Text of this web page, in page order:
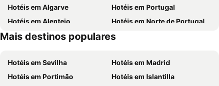
Hotéis em Algarve
Hotéis em Portugal
Hotéis em Alentejo
Hotéis em Norte de Portugal
Hotéis em Madeira
Hotéis em Centro de Portugal
Mais destinos populares
Hotéis em Sevilha
Hotéis em Madrid
Hotéis em Portimão
Hotéis em Islantilla